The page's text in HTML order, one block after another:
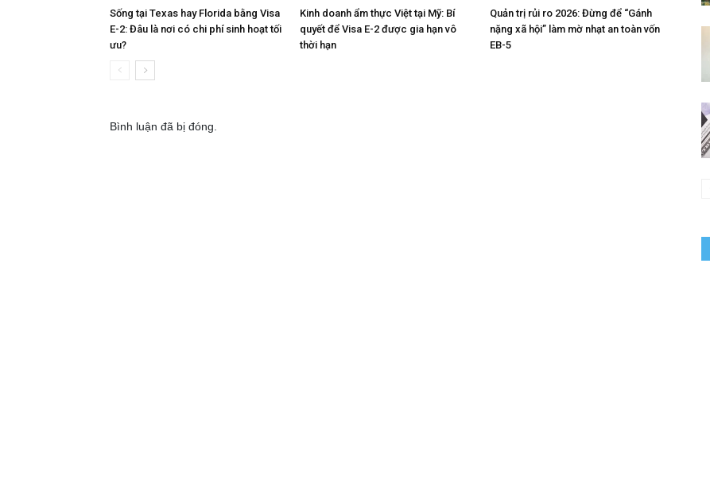
Sống tại Texas hay Florida bằng Visa
E-2: Đâu là nơi có chi phí sinh hoạt tối
ưu?
Kinh doanh ẩm thực Việt tại Mỹ: Bí
quyết để Visa E-2 được gia hạn vô
thời hạn
Quản trị rủi ro 2026: Đừng để “Gánh
nặng xã hội” làm mờ nhạt an toàn vốn
EB-5
Bình luận đã bị đóng.